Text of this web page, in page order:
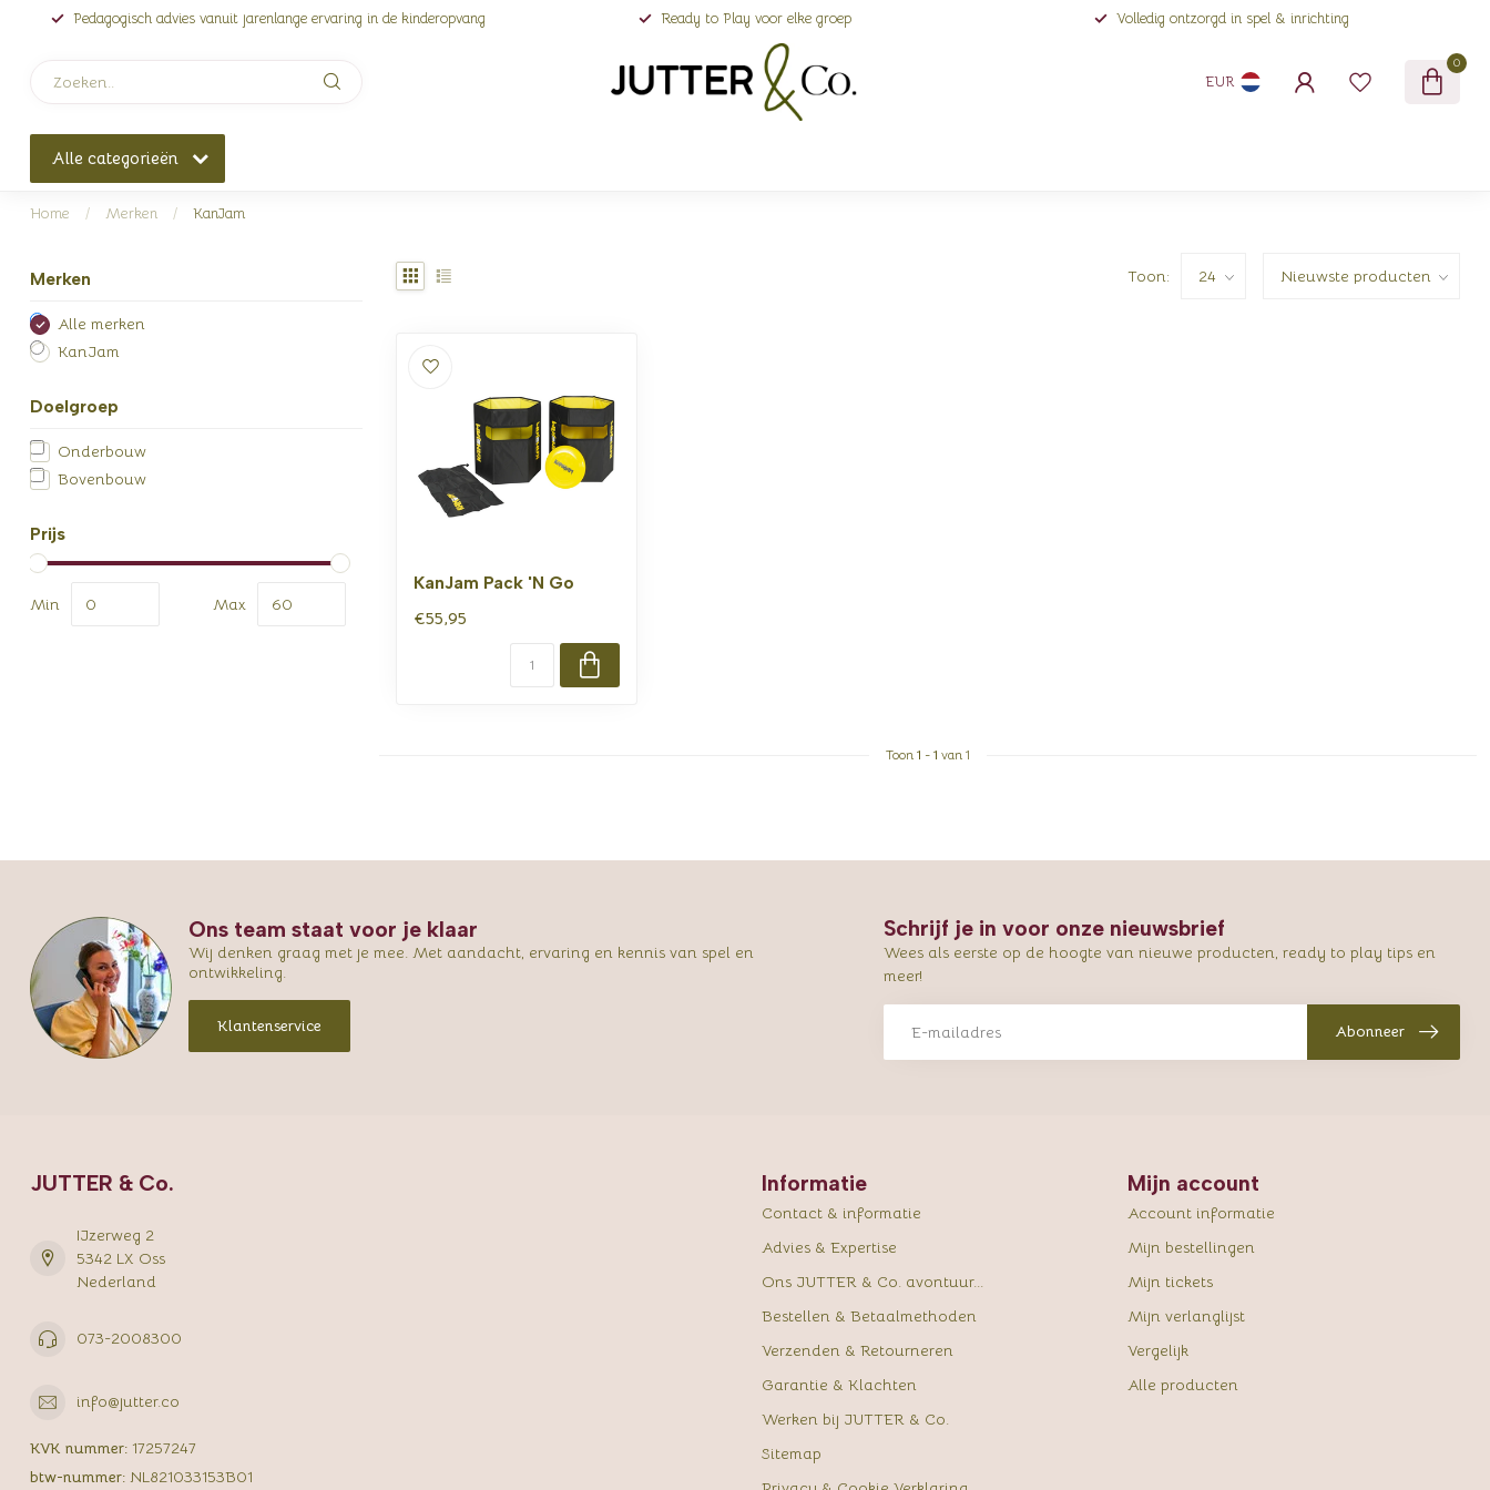
Pedagogisch advies vanuit jarenlange ervaring in de kinderopvang Ready to Play voor elke groep Volledig ontzorgd in spel & inrichting
EUR
0
Alle categorieën
Home / Merken / KanJam
Merken
Alle merken
KanJam
Doelgroep
Onderbouw
Bovenbouw
Prijs
Min Max
Toon:
KanJam Pack 'N Go
€55,95
Toon 1 - 1 van 1
Ons team staat voor je klaar
Wij denken graag met je mee. Met aandacht, ervaring en kennis van spel en
ontwikkeling.
Klantenservice
Schrijf je in voor onze nieuwsbrief
Wees als eerste op de hoogte van nieuwe producten, ready to play tips en
meer!
Abonneer
JUTTER & Co.
IJzerweg 2
5342 LX Oss
Nederland
073-2008300
info@jutter.co
KVK nummer: 17257247
btw-nummer: NL821033153B01
Informatie
Contact & informatie
Advies & Expertise
Ons JUTTER & Co. avontuur...
Bestellen & Betaalmethoden
Verzenden & Retourneren
Garantie & Klachten
Werken bij JUTTER & Co.
Sitemap
Mijn account
Account informatie
Mijn bestellingen
Mijn tickets
Mijn verlanglijst
Vergelijk
Alle producten